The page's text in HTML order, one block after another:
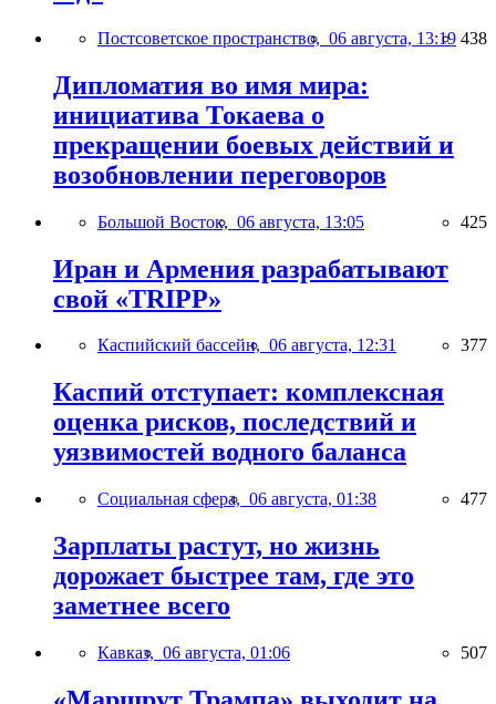
Постсоветское пространство, 06 августа, 13:19 438
Дипломатия во имя мира:
инициатива Токаева о
прекращении боевых действий и
возобновлении переговоров
Большой Восток, 06 августа, 13:05 425
Иран и Армения разрабатывают
свой «TRIPP»
Каспийский бассейн, 06 августа, 12:31 377
Каспий отступает: комплексная
оценка рисков, последствий и
уязвимостей водного баланса
Социальная сфера, 06 августа, 01:38 477
Зарплаты растут, но жизнь
дорожает быстрее там, где это
заметнее всего
Кавказ, 06 августа, 01:06 507